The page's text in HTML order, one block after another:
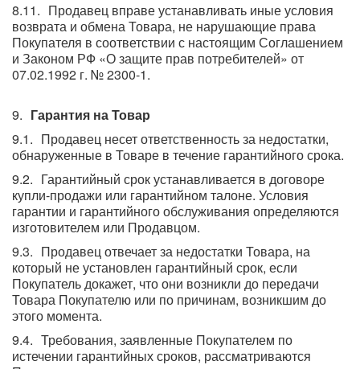
Продавец вправе устанавливать иные условия
возврата и обмена Товара, не нарушающие права
Покупателя в соответствии с настоящим Соглашением
и Законом РФ «О защите прав потребителей» от
07.02.1992 г. № 2300-1.
Гарантия на Товар
Продавец несет ответственность за недостатки,
обнаруженные в Товаре в течение гарантийного срока.
Гарантийный срок устанавливается в договоре
купли-продажи или гарантийном талоне. Условия
гарантии и гарантийного обслуживания определяются
изготовителем или Продавцом.
Продавец отвечает за недостатки Товара, на
который не установлен гарантийный срок, если
Покупатель докажет, что они возникли до передачи
Товара Покупателю или по причинам, возникшим до
этого момента.
Требования, заявленные Покупателем по
истечении гарантийных сроков, рассматриваются